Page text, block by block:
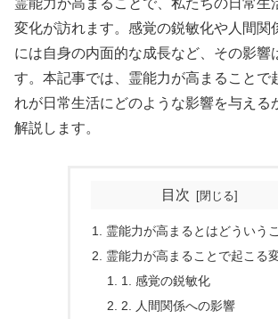
変化が訪れます。感覚の鋭敏化や人間関
には自身の内面的な成長など、その影響
す。本記事では、霊能力が高まることで
れが日常生活にどのような影響を与える
解説します。
目次
霊能力が高まるとはどういう
霊能力が高まることで起こる
1. 感覚の鋭敏化
2. 人間関係への影響